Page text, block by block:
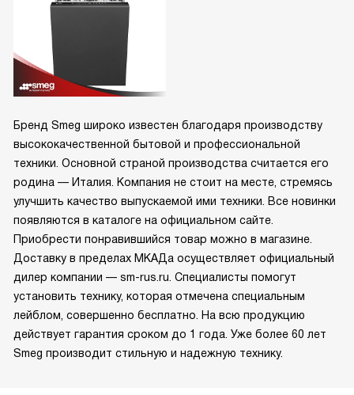
Бренд Smeg широко известен благодаря производству
высококачественной бытовой и профессиональной
техники. Основной страной производства считается его
родина — Италия. Компания не стоит на месте, стремясь
улучшить качество выпускаемой ими техники. Все новинки
появляются в каталоге на официальном сайте.
Приобрести понравившийся товар можно в магазине.
Доставку в пределах МКАДа осуществляет официальный
дилер компании — sm-rus.ru. Специалисты помогут
установить технику, которая отмечена специальным
лейблом, совершенно бесплатно. На всю продукцию
действует гарантия сроком до 1 года. Уже более 60 лет